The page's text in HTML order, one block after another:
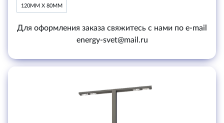
120ММ Х 80ММ
Для оформления заказа свяжитесь с нами по e-mail
energy-svet@mail.ru